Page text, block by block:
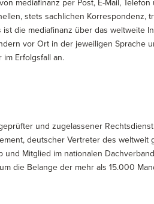
mediafinanz per Post, E-Mail, Telefon
stets sachlichen Korrespondenz,
die mediafinanz über das weltweite
vor Ort in der jeweiligen Sprache
Erfolgsfall an.
und zugelassener
deutscher Vertreter des weltweit
und Mitglied im nationalen
die Belange der mehr als 15.000